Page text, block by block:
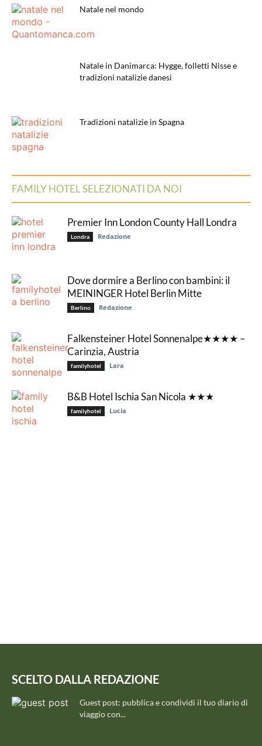
Natale nel mondo
Natale in Danimarca: Hygge, folletti Nisse e
tradizioni natalizie danesi
Tradizioni natalizie in Spagna
FAMILY HOTEL SELEZIONATI DA NOI
Premier Inn London County Hall Londra
Londra Redazione
Dove dormire a Berlino con bambini: il
MEININGER Hotel Berlin Mitte
Berlino Redazione
Falkensteiner Hotel Sonnenalpe★★★★ –
Carinzia, Austria
familyhotel Lara
B&B Hotel Ischia San Nicola ★★★
familyhotel Lucia
SCELTO DALLA REDAZIONE
Guest post: pubblica e condividi il tuo diario di
viaggio con...